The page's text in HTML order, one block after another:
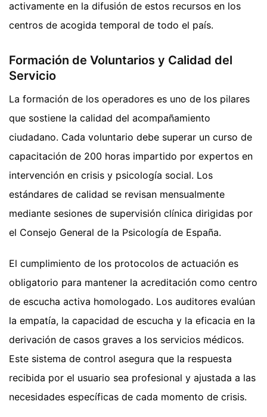
activamente en la difusión de estos recursos en los
centros de acogida temporal de todo el país.
Formación de Voluntarios y Calidad del
Servicio
La formación de los operadores es uno de los pilares
que sostiene la calidad del acompañamiento
ciudadano. Cada voluntario debe superar un curso de
capacitación de 200 horas impartido por expertos en
intervención en crisis y psicología social. Los
estándares de calidad se revisan mensualmente
mediante sesiones de supervisión clínica dirigidas por
el Consejo General de la Psicología de España.
El cumplimiento de los protocolos de actuación es
obligatorio para mantener la acreditación como centro
de escucha activa homologado. Los auditores evalúan
la empatía, la capacidad de escucha y la eficacia en la
derivación de casos graves a los servicios médicos.
Este sistema de control asegura que la respuesta
recibida por el usuario sea profesional y ajustada a las
necesidades específicas de cada momento de crisis.